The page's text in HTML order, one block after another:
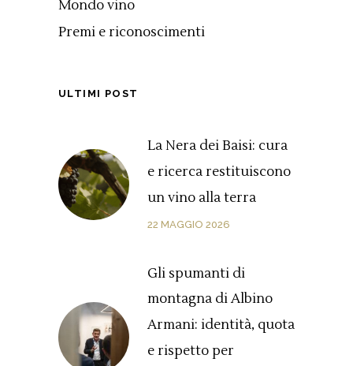
Mondo vino
Premi e riconoscimenti
ULTIMI POST
La Nera dei Baisi: cura
e ricerca restituiscono
un vino alla terra
22 MAGGIO 2026
Gli spumanti di
montagna di Albino
Armani: identità, quota
e rispetto per